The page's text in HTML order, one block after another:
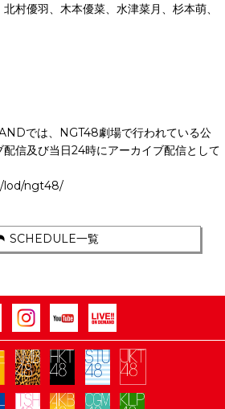
村優羽、木本優菜、水津菜月、杉本萌、
では、NGT48劇場で行われている公
信及び当日24時にアーカイブ配信として
lod/ngt48/
SCHEDULE一覧